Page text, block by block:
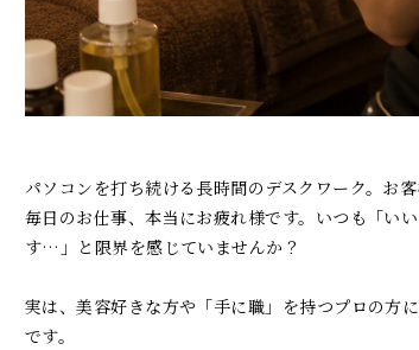
パソコンを打ち続ける長時間のデスクワーク。お
毎日のお仕事、本当にお疲れ様です。いつも「い
す…」と限界を感じていませんか？
実は、美容好きな方や「手に職」を持つプロの方
です。